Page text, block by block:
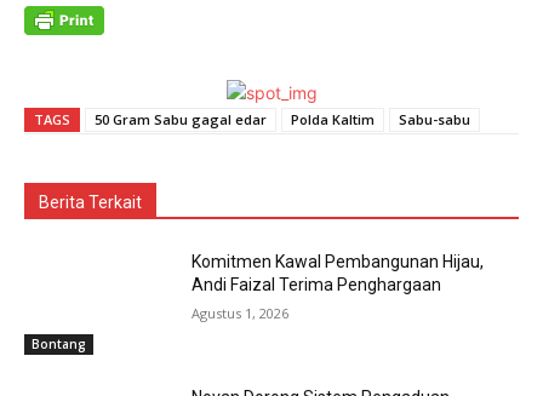
TAGS 50 Gram Sabu gagal edar Polda Kaltim Sabu-sabu
Berita Terkait
Bontang
Komitmen Kawal Pembangunan Hijau,
Andi Faizal Terima Penghargaan
Agustus 1, 2026